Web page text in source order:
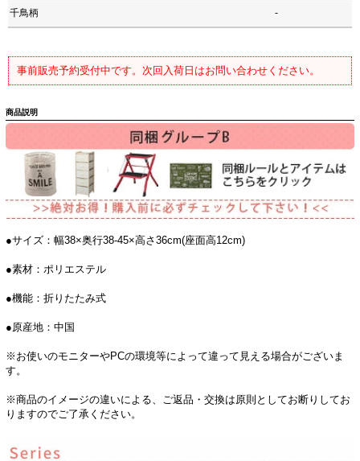
千鳥柄 -
事前販売予約受付中です。次回入荷日はお問い合わせください。
商品説明
●サイズ：幅38×奥行38-45×高さ36cm(座面高12cm)
●素材：ポリエステル
●機能：折りたたみ式
●原産地：中国
※お使いのモニターやPCの環境等によって違って見える場合がございま
す。
※商品のイメージの違いによる、ご返品・交換は原則としてお断りしてお
りますのでご了承ください。